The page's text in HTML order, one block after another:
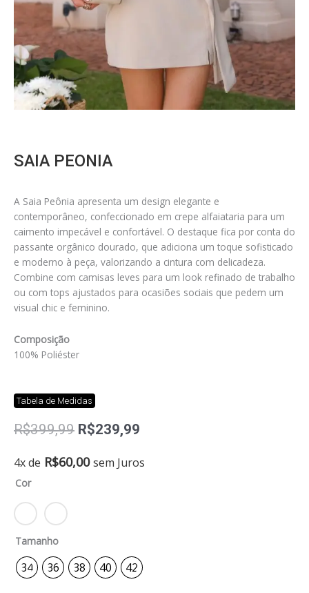
SAIA PEONIA
A Saia Peônia apresenta um design elegante e
contemporâneo, confeccionado em crepe alfaiataria para um
caimento impecável e confortável. O destaque fica por conta do
passante orgânico dourado, que adiciona um toque sofisticado
e moderno à peça, valorizando a cintura com delicadeza.
Combine com camisas leves para um look refinado de trabalho
ou com tops ajustados para ocasiões sociais que pedem um
visual chic e feminino.
Composição
100% Poliéster
Tabela de Medidas
R$399,99 O
original
R$239,99
atual
4x de R$60,00 sem Juros
Cor
Tamanho
34 36 38 40 42
Saia
quantidade